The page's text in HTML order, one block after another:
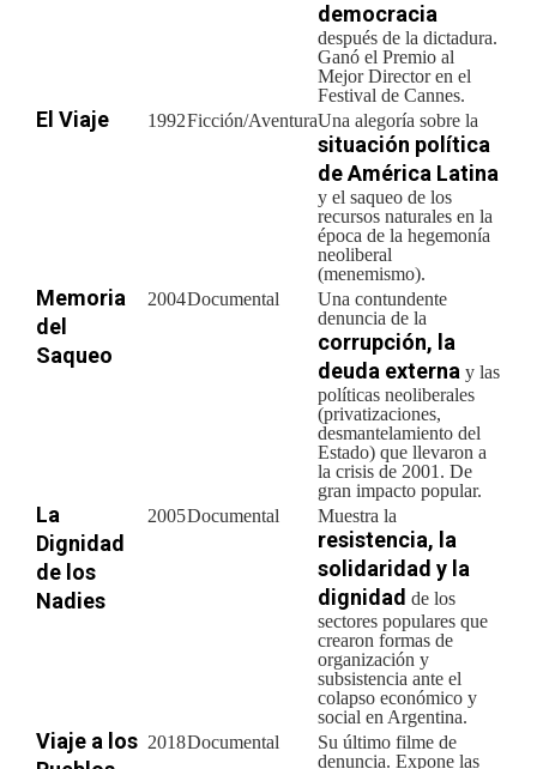
democracia
después de la dictadura.
Ganó el Premio al
Mejor Director en el
Festival de Cannes.
El Viaje 1992Ficción/AventuraUna alegoría sobre la
situación política
de América Latina
y el saqueo de los
recursos naturales en la
época de la hegemonía
neoliberal
(menemismo).
Memoria
del
Saqueo
2004Documental
Una contundente
denuncia de la
corrupción, la
deuda externa y las
políticas neoliberales
(privatizaciones,
desmantelamiento del
Estado) que llevaron a
la crisis de 2001. De
gran impacto popular.
La
Dignidad
de los
Nadies
2005Documental Muestra la
resistencia, la
solidaridad y la
dignidad de los
sectores populares que
crearon formas de
organización y
subsistencia ante el
colapso económico y
social en Argentina.
Viaje a los 2018Documental
Su último filme de
denuncia. Expone las